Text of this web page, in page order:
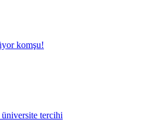
komşu!
üniversite tercihi